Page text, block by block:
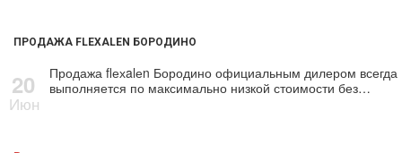
ПРОДАЖА FLEXALEN БОРОДИНО
20
Июн
Продажа flехalеn Бородино официальным дилером всегда
выполняется по максимально низкой стоимости без…